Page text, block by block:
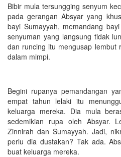
Bibir mula tersungging senyum
pada gerangan Absyar yang
bayi Sumayyah, memandang
senyuman yang langsung tidak
dan runcing itu mengusap lembut
dalam mimpi.
Begini rupanya pemandangan
empat tahun lelaki itu
keluarga mereka. Dia mula
sedemikian rupa oleh Absyar.
Zinnirah dan Sumayyah. Jadi,
perlu dia dustakan? Tak ada.
buat keluarga mereka.